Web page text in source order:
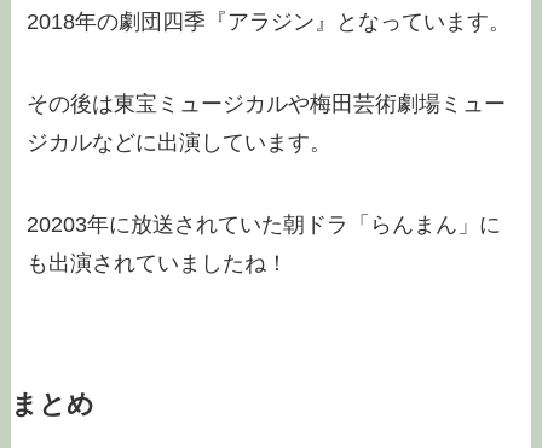
2018年の劇団四季『アラジン』となっています。
その後は東宝ミュージカルや梅田芸術劇場ミュー
ジカルなどに出演しています。
20203年に放送されていた朝ドラ「らんまん」に
も出演されていましたね！
まとめ